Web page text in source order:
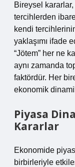
Bireysel kararlar,
tercihlerden
kendi
yaklaşımı ifade
“Jötem” her ne
aynı zamanda
faktördür. Her
ekonomik
Piyasa
Kararlar
Ekonomide
birbirleriyle